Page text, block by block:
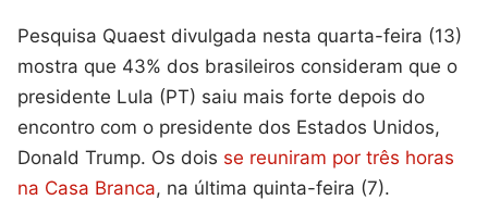
Pesquisa Quaest divulgada nesta quarta-feira (13)
mostra que 43% dos brasileiros consideram que o
presidente Lula (PT) saiu mais forte depois do
encontro com o presidente dos Estados Unidos,
Donald Trump. Os dois se reuniram por três horas
na Casa Branca, na última quinta-feira (7).